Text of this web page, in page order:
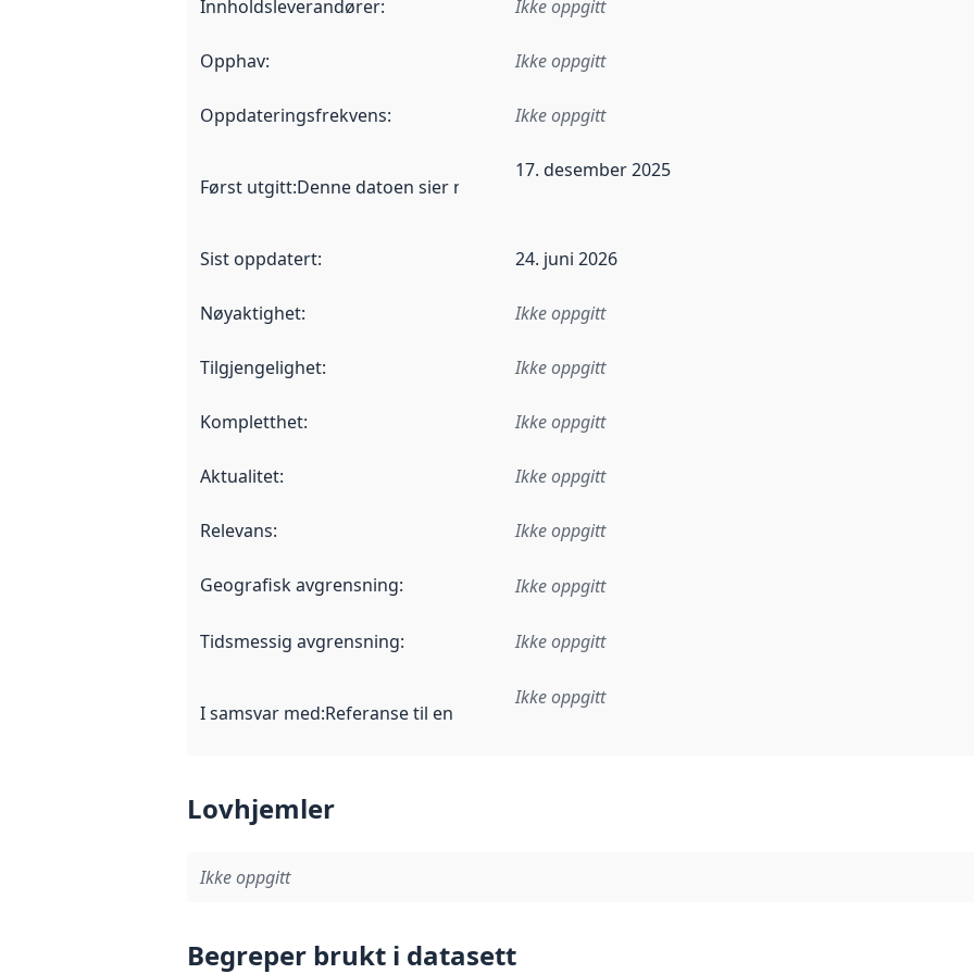
Innholdsleverandører: Ikke oppgitt
Opphav: Ikke oppgitt
Oppdateringsfrekvens: Ikke oppgitt
Først utgitt:Denne datoen sier når dataene i dette datasettet første gang ble utgitt. Det kan
17. desember 2025
Sist oppdatert: 24. juni 2026
Nøyaktighet: Ikke oppgitt
Tilgjengelighet: Ikke oppgitt
Kompletthet: Ikke oppgitt
Aktualitet: Ikke oppgitt
Relevans: Ikke oppgitt
Geografisk avgrensning: Ikke oppgitt
Tidsmessig avgrensning: Ikke oppgitt
I samsvar med:Referanse til en implementasjonsregel eller annen spesifikasjon, som ligger
Ikke oppgitt
Lovhjemler
Ikke oppgitt
Begreper brukt i datasett